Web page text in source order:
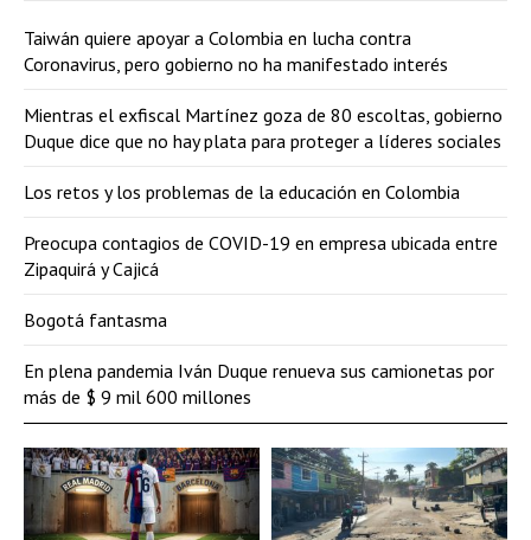
Taiwán quiere apoyar a Colombia en lucha contra
Coronavirus, pero gobierno no ha manifestado interés
Mientras el exfiscal Martínez goza de 80 escoltas, gobierno
Duque dice que no hay plata para proteger a líderes sociales
Los retos y los problemas de la educación en Colombia
Preocupa contagios de COVID-19 en empresa ubicada entre
Zipaquirá y Cajicá
Bogotá fantasma
En plena pandemia Iván Duque renueva sus camionetas por
más de $ 9 mil 600 millones